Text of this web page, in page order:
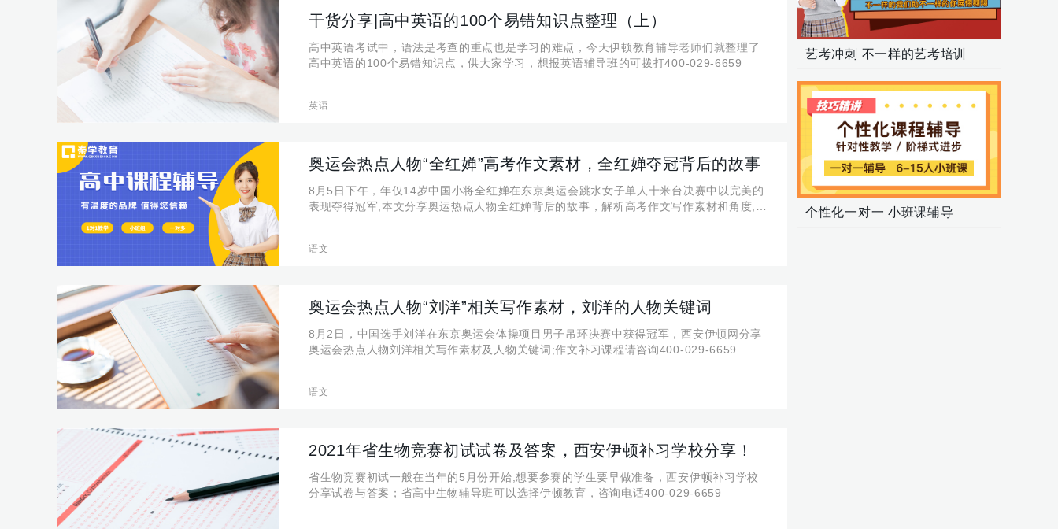
干货分享|高中英语的100个易错知识点整理（上）
高中英语考试中，语法是考查的重点也是学习的难点，今天伊顿教育辅导老师们就整理了
高中英语的100个易错知识点，供大家学习，想报英语辅导班的可拨打400-029-6659
英语
奥运会热点人物“全红婵”高考作文素材，全红婵夺冠背后的故事
8月5日下午，年仅14岁中国小将全红婵在东京奥运会跳水女子单人十米台决赛中以完美的
表现夺得冠军;本文分享奥运热点人物全红婵背后的故事，解析高考作文写作素材和角度;高
语文
奥运会热点人物“刘洋”相关写作素材，刘洋的人物关键词
8月2日，中国选手刘洋在东京奥运会体操项目男子吊环决赛中获得冠军，西安伊顿网分享
奥运会热点人物刘洋相关写作素材及人物关键词;作文补习课程请咨询400-029-6659
语文
2021年省生物竞赛初试试卷及答案，西安伊顿补习学校分享！
省生物竞赛初试一般在当年的5月份开始,想要参赛的学生要早做准备，西安伊顿补习学校
分享试卷与答案；省高中生物辅导班可以选择伊顿教育，咨询电话400-029-6659
艺考冲刺 不一样的艺考培训
个性化一对一 小班课辅导